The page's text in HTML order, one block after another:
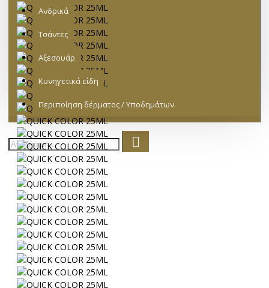
Ανδρικά
Τσάντες
Αξεσουάρ
Κυνηγετικά είδη
Περιποίηση δέρματος / Υποδημάτων